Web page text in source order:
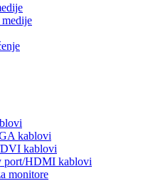
kablovi
kablovi
port/HDMI kablovi
monitore